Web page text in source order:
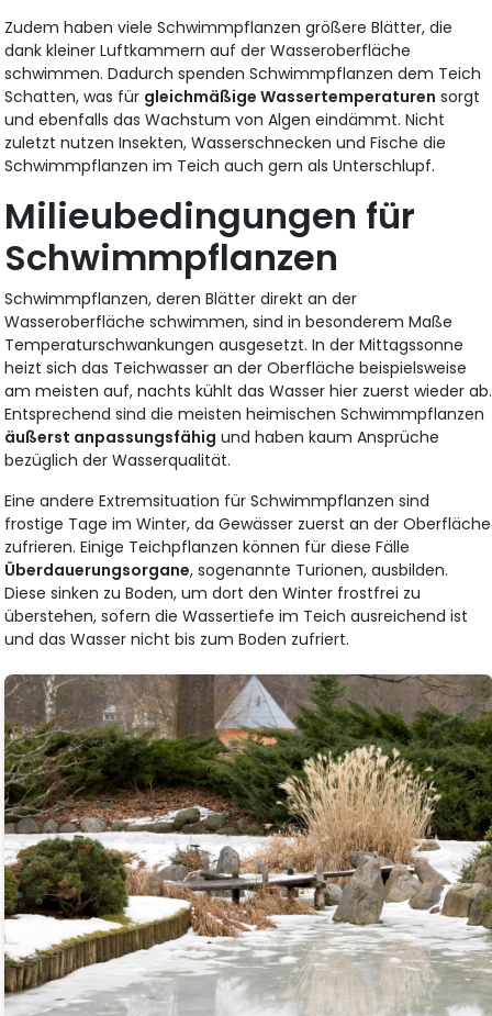
Zudem haben viele Schwimmpflanzen größere Blätter, die
dank kleiner Luftkammern auf der Wasseroberfläche
schwimmen. Dadurch spenden Schwimmpflanzen dem Teich
Schatten, was für gleichmäßige Wassertemperaturen sorgt
und ebenfalls das Wachstum von Algen eindämmt. Nicht
zuletzt nutzen Insekten, Wasserschnecken und Fische die
Schwimmpflanzen im Teich auch gern als Unterschlupf.
Milieubedingungen für
Schwimmpflanzen
Schwimmpflanzen, deren Blätter direkt an der
Wasseroberfläche schwimmen, sind in besonderem Maße
Temperaturschwankungen ausgesetzt. In der Mittagssonne
heizt sich das Teichwasser an der Oberfläche beispielsweise
am meisten auf, nachts kühlt das Wasser hier zuerst wieder ab.
Entsprechend sind die meisten heimischen Schwimmpflanzen
äußerst anpassungsfähig und haben kaum Ansprüche
bezüglich der Wasserqualität.
Eine andere Extremsituation für Schwimmpflanzen sind
frostige Tage im Winter, da Gewässer zuerst an der Oberfläche
zufrieren. Einige Teichpflanzen können für diese Fälle
Überdauerungsorgane, sogenannte Turionen, ausbilden.
Diese sinken zu Boden, um dort den Winter frostfrei zu
überstehen, sofern die Wassertiefe im Teich ausreichend ist
und das Wasser nicht bis zum Boden zufriert.